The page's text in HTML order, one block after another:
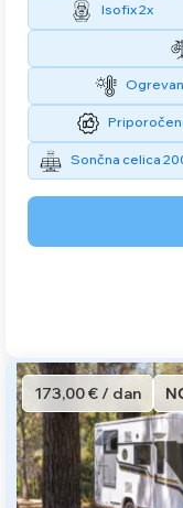
Isofix 2x
Sončna celica
173,00 € / dan